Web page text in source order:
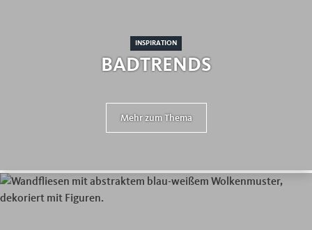
INSPIRATION
BADTRENDS
Mehr zum Thema